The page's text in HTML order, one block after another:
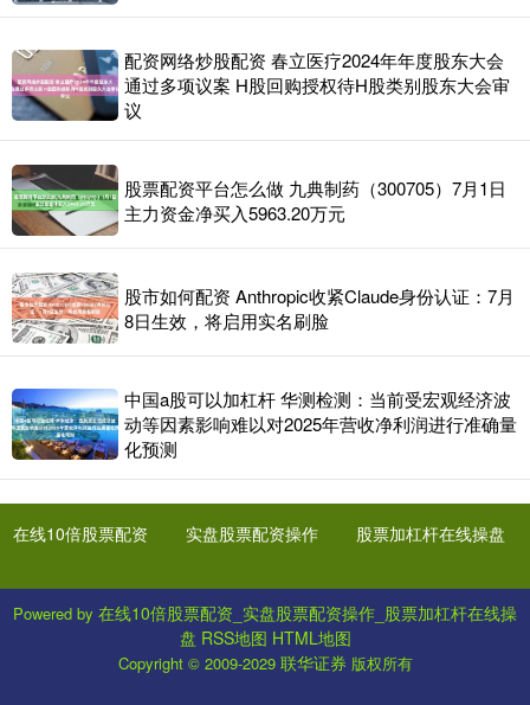
配资网络炒股配资 春立医疗2024年年度股东大会
通过多项议案 H股回购授权待H股类别股东大会审
议
股票配资平台怎么做 九典制药（300705）7月1日
主力资金净买入5963.20万元
股市如何配资 Anthropic收紧Claude身份认证：7月
8日生效，将启用实名刷脸
中国a股可以加杠杆 华测检测：当前受宏观经济波
动等因素影响难以对2025年营收净利润进行准确量
化预测
在线10倍股票配资 实盘股票配资操作 股票加杠杆在线操盘
Powered by 在线10倍股票配资_实盘股票配资操作_股票加杠杆在线操
盘 RSS地图 HTML地图
Copyright © 2009-2029 联华证券 版权所有